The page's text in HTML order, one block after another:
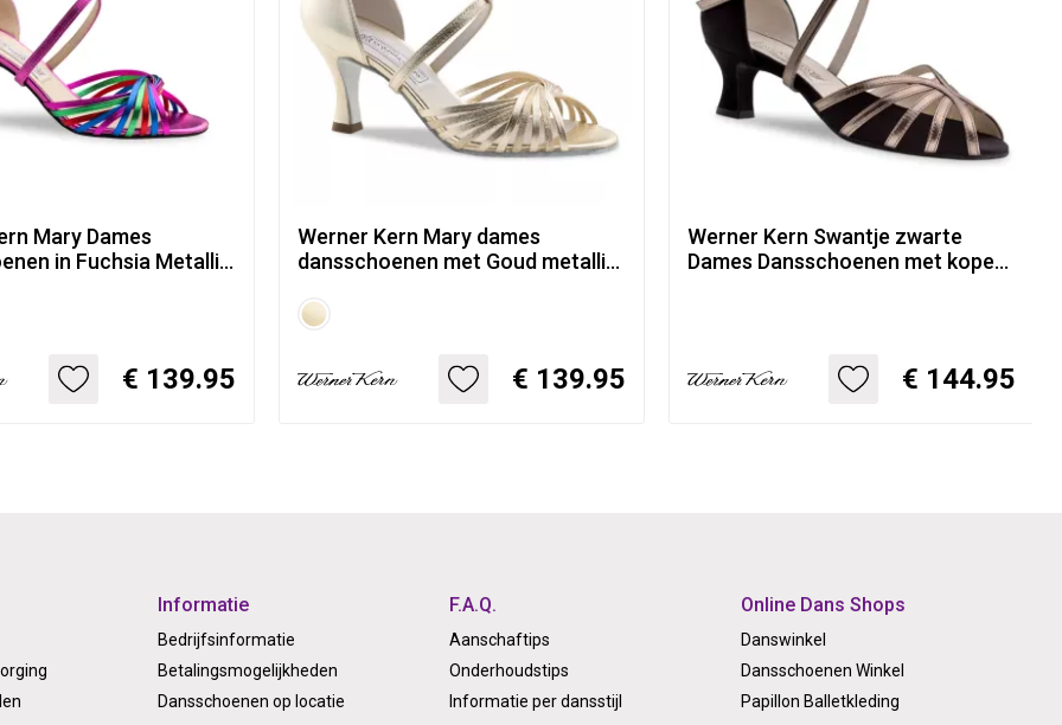
Mary Dames
in Fuchsia Metallic
€ 139.95
Werner Kern Mary dames
dansschoenen met Goud metallic
€ 139.95
Werner Kern Swantje zwarte
Dames Dansschoenen met koper
€ 144.95
Informatie
Bedrijfsinformatie
Betalingsmogelijkheden
Dansschoenen op locatie
F.A.Q.
Aanschaftips
Onderhoudstips
Informatie per dansstijl
Online Dans Shops
Danswinkel
Dansschoenen Winkel
Papillon Balletkleding